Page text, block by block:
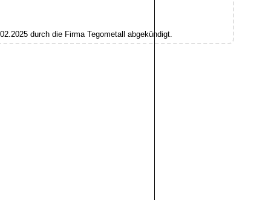
durch die Firma Tegometall abgekündigt.